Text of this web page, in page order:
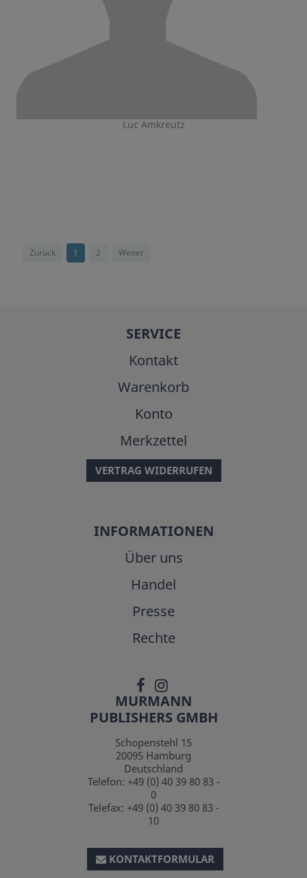
Luc Amkreutz
Zurück 1 2 Weiter
SERVICE
Kontakt
Warenkorb
Konto
Merkzettel
VERTRAG WIDERRUFEN
INFORMATIONEN
Über uns
Handel
Presse
Rechte
MURMANN
PUBLISHERS GMBH
Schopenstehl 15
20095 Hamburg
Deutschland
Telefon: +49 (0) 40 39 80 83 -
0
Telefax: +49 (0) 40 39 80 83 -
10
KONTAKTFORMULAR